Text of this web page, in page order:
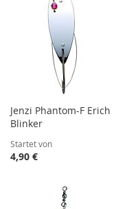
Jenzi Phantom-F Erich
Blinker
Startet von
4,90 €